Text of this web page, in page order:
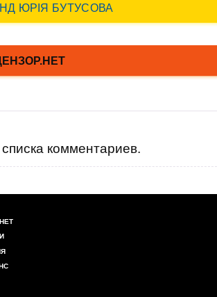
комментариев.